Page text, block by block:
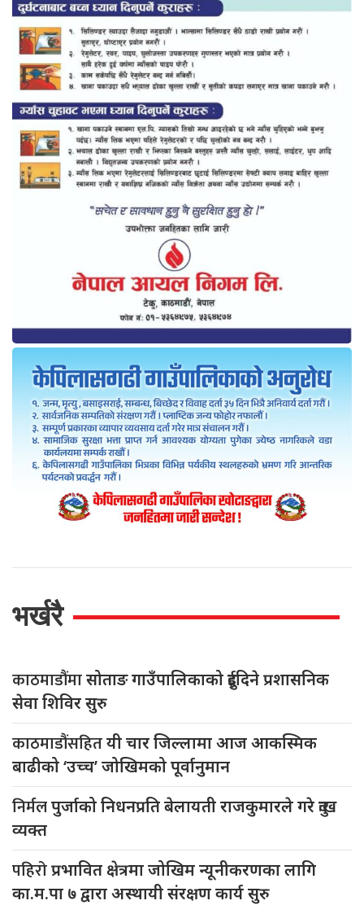
भर्खरै
काठमाडौंमासोताङ गाउँपालिकाको दुईदिने प्रशासनिक
सेवा शिविर सुरु
काठमाडौंसहितयी चार जिल्लामा आज आकस्मिक
बाढीको ‘उच्च’ जोखिमको पूर्वानुमान
निर्मलपुर्जाको निधनप्रति बेलायती राजकुमारले गरे दुःख
व्यक्त
पहिरोप्रभावित क्षेत्रमा जोखिम न्यूनीकरणका लागि
का.म.पा ७ द्वारा अस्थायी संरक्षण कार्य सुरु